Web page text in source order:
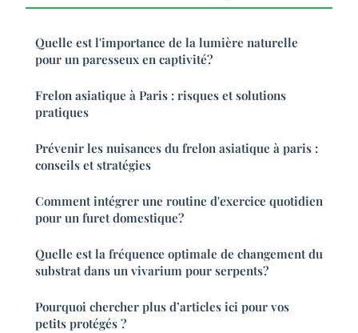
Quelle est l'importance de la lumière naturelle
pour un paresseux en captivité?
Frelon asiatique à Paris : risques et solutions
pratiques
Prévenir les nuisances du frelon asiatique à paris :
conseils et stratégies
Comment intégrer une routine d'exercice quotidien
pour un furet domestique?
Quelle est la fréquence optimale de changement du
substrat dans un vivarium pour serpents?
Pourquoi chercher plus d’articles ici pour vos
petits protégés ?